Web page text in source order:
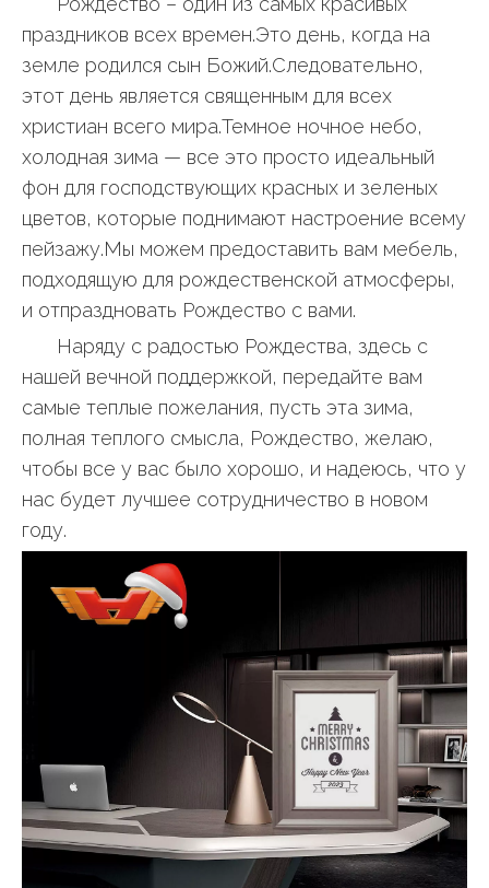
праздников всех времен.Это день, когда на
земле родился сын Божий.Следовательно,
этот день является священным для всех
христиан всего мира.Темное ночное небо,
холодная зима — все это просто идеальный
фон для господствующих красных и зеленых
цветов, которые поднимают настроение всему
пейзажу.Мы можем предоставить вам мебель,
подходящую для рождественской атмосферы,
и отпраздновать Рождество с вами.
Наряду с радостью Рождества, здесь с
нашей вечной поддержкой, передайте вам
самые теплые пожелания, пусть эта зима,
полная теплого смысла, Рождество, желаю,
чтобы все у вас было хорошо, и надеюсь, что у
нас будет лучшее сотрудничество в новом
году.